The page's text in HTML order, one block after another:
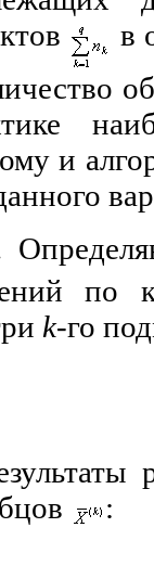
в
и
по
k-го
: